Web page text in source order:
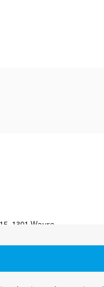
1301 Wavre
315, 1410 Waterloo